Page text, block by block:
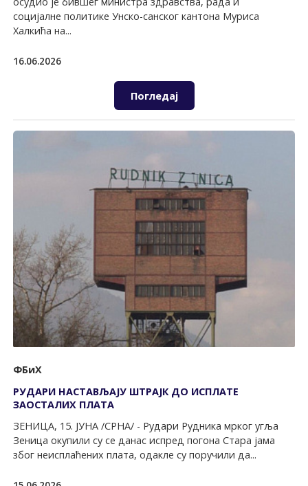
социјалне политике Унско-санског кантона Муриса
Халкића на...
16.06.2026
Погледај
ФБиХ
РУДАРИ НАСТАВЉАЈУ ШТРАЈК ДО ИСПЛАТЕ
ЗАОСТАЛИХ ПЛАТА
ЗЕНИЦА, 15. ЈУНА /СРНА/ - Рудари Рудника мрког угља
Зеница окупили су се данас испред погона Стара јама
због неисплаћених плата, одакле су поручили да...